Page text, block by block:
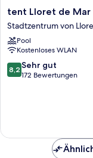
tent
Lloret
de
Mar
Stadtzentrum
von
Lloret
tent Lloret de Mar
Stadtzentrum von
Pool
Kostenloses WLAN
8.2
von
8,2 Sehr gut
172 Bewertungen